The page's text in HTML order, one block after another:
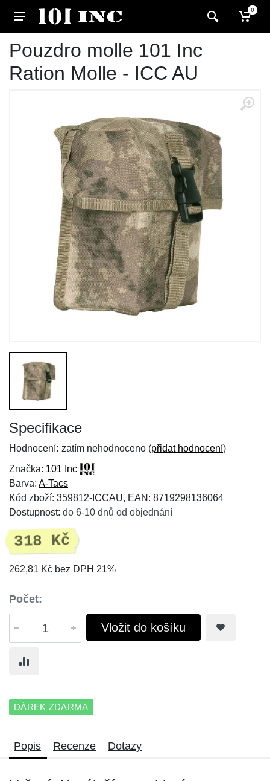
0
Pouzdro molle 101 Inc
Ration Molle - ICC AU
Specifikace
Hodnocení: zatím nehodnoceno (přidat hodnocení)
Značka: 101 Inc
Barva: A-Tacs
Kód zboží: 359812-ICCAU, EAN: 8719298136064
Dostupnost: do 6-10 dnů od objednání
318 Kč
262,81 Kč bez DPH 21%
Počet:
Vložit do košíku
DÁREK ZDARMA
Popis Recenze Dotazy